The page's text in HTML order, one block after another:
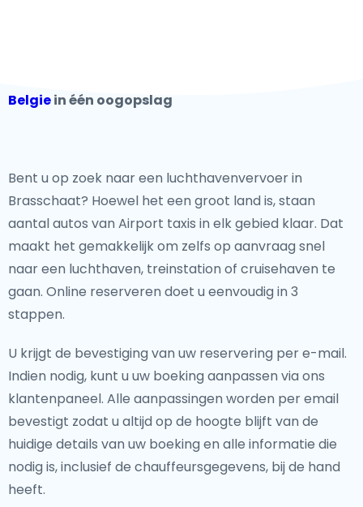
Belgiein één oogopslag
Bent u op zoek naar een luchthavenvervoer in
Brasschaat? Hoewel het een groot land is, staan
aantal autos van Airport taxis in elk gebied klaar. Dat
maakt het gemakkelijk om zelfs op aanvraag snel
naar een luchthaven, treinstation of cruisehaven te
gaan. Online reserveren doet u eenvoudig in 3
stappen.
U krijgt de bevestiging van uw reservering per e-mail.
Indien nodig, kunt u uw boeking aanpassen via ons
klantenpaneel. Alle aanpassingen worden per email
bevestigt zodat u altijd op de hoogte blijft van de
huidige details van uw boeking en alle informatie die
nodig is, inclusief de chauffeursgegevens, bij de hand
heeft.